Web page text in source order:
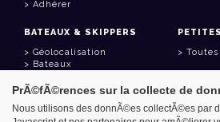
Adhérer
BATEAUX & SKIPPERS
Géolocalisation
Bateaux
LIENS UTILES
PrÃ©fÃ©rences sur la collecte de
Nous utilisons des donnÃ©es collectÃ©es par